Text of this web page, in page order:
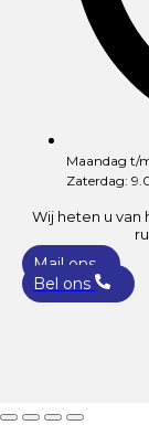
Maandag t/
Zaterdag:
Wij heten u van
Mail ons
Bel ons